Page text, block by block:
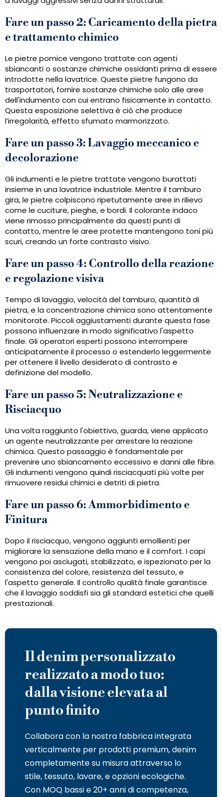
Fare un passo 2: Caricamento della pietra
e trattamento chimico
Le pietre pomice vengono trattate con agenti
sbiancanti o sostanze chimiche ossidanti prima di essere
introdotte nella lavatrice. Queste pietre fungono da
trasportatori, fornire sostanze chimiche solo alle aree
dell'indumento con cui entrano fisicamente in contatto.
Questa esposizione selettiva è ciò che produce
l’irregolarità, effetto sfumato marmorizzato.
Fare un passo 3: Lavaggio meccanico e
decolorazione
Gli indumenti e le pietre trattate vengono burattati
insieme in una lavatrice industriale. Mentre il tamburo
gira, le pietre colpiscono ripetutamente aree in rilievo
come le cuciture, pieghe, e bordi. Il colorante indaco
viene rimosso principalmente da questi punti di
contatto, mentre le aree protette mantengono toni più
scuri, creando un forte contrasto visivo.
Fare un passo 4: Controllo della reazione
e regolazione visiva
Tempo di lavaggio, velocità del tamburo, quantità di
pietra, e la concentrazione chimica sono attentamente
monitorate. Piccoli aggiustamenti durante questa fase
possono influenzare in modo significativo l'aspetto
finale. Gli operatori esperti possono interrompere
anticipatamente il processo o estenderlo leggermente
per ottenere il livello desiderato di contrasto e
definizione del modello.
Fare un passo 5: Neutralizzazione e
Risciacquo
Una volta raggiunto l'obiettivo, guarda, viene applicato
un agente neutralizzante per arrestare la reazione
chimica. Questo passaggio è fondamentale per
prevenire uno sbiancamento eccessivo e danni alle fibre.
Gli indumenti vengono quindi risciacquati più volte per
rimuovere residui chimici e detriti di pietra.
Fare un passo 6: Ammorbidimento e
Finitura
Dopo il risciacquo, vengono aggiunti emollienti per
migliorare la sensazione della mano e il comfort. I capi
vengono poi asciugati, stabilizzato, e ispezionato per la
consistenza del colore, resistenza del tessuto, e
l'aspetto generale. Il controllo qualità finale garantisce
che il lavaggio soddisfi sia gli standard estetici che quelli
prestazionali.
Il denim personalizzato
realizzato a modo tuo:
dalla visione elevata al
punto finito
Collabora con la nostra fabbrica integrata
verticalmente per prodotti premium, denim
completamente su misura attraverso lo
stile, tessuto, lavare, e opzioni ecologiche.
Con MOQ bassi e 20+ anni di competenza,